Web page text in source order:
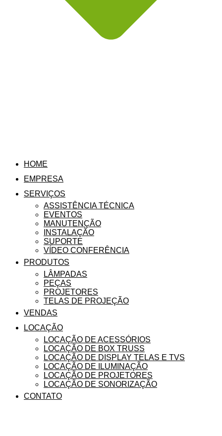
HOME
EMPRESA
SERVIÇOS
ASSISTÊNCIA TÉCNICA
EVENTOS
MANUTENÇÃO
INSTALAÇÃO
SUPORTE
VÍDEO CONFERÊNCIA
PRODUTOS
LÂMPADAS
PEÇAS
PROJETORES
TELAS DE PROJEÇÃO
VENDAS
LOCAÇÃO
LOCAÇÃO DE ACESSÓRIOS
LOCAÇÃO DE BOX TRUSS
LOCAÇÃO DE DISPLAY TELAS E TVS
LOCAÇÃO DE ILUMINAÇÃO
LOCAÇÃO DE PROJETORES
LOCAÇÃO DE SONORIZAÇÃO
CONTATO